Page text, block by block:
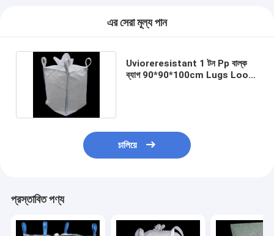
এর সেরা মূল্য পান
Uvioreresistant 1 টন Pp বাল্ক
ব্যাগ 90*90*100cm Lugs Loop
চালিয়ে
প্রস্তাবিত পণ্য